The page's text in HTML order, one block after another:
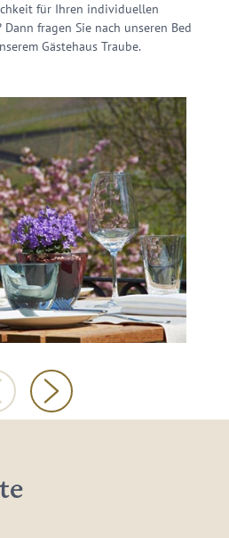
für Ihren individuellen
fragen Sie nach unseren Bed
Gästehaus Traube.